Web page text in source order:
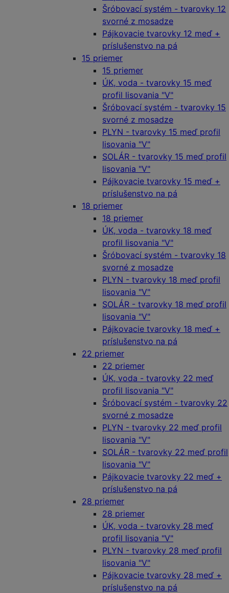
Šróbovací systém - tvarovky 12
svorné z mosadze
Pájkovacie tvarovky 12 meď +
príslušenstvo na pá
15 priemer
15 priemer
ÚK, voda - tvarovky 15 meď
profil lisovania "V"
Šróbovací systém - tvarovky 15
svorné z mosadze
PLYN - tvarovky 15 meď profil
lisovania "V"
SOLÁR - tvarovky 15 meď profil
lisovania "V"
Pájkovacie tvarovky 15 meď +
príslušenstvo na pá
18 priemer
18 priemer
ÚK, voda - tvarovky 18 meď
profil lisovania "V"
Šróbovací systém - tvarovky 18
svorné z mosadze
PLYN - tvarovky 18 meď profil
lisovania "V"
SOLÁR - tvarovky 18 meď profil
lisovania "V"
Pájkovacie tvarovky 18 meď +
príslušenstvo na pá
22 priemer
22 priemer
ÚK, voda - tvarovky 22 meď
profil lisovania "V"
Šróbovací systém - tvarovky 22
svorné z mosadze
PLYN - tvarovky 22 meď profil
lisovania "V"
SOLÁR - tvarovky 22 meď profil
lisovania "V"
Pájkovacie tvarovky 22 meď +
príslušenstvo na pá
28 priemer
28 priemer
ÚK, voda - tvarovky 28 meď
profil lisovania "V"
PLYN - tvarovky 28 meď profil
lisovania "V"
Pájkovacie tvarovky 28 meď +
príslušenstvo na pá